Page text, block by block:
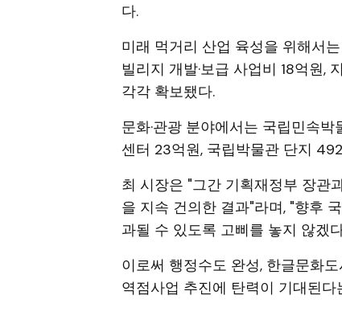
다.
미래 먹거리 산업 육성을 위해서
빌리지 개발·보급 사업비 18억원,
각각 확보됐다.
문화·관광 분야에서는 국립민속
센터 23억원, 국립박물관 단지
최 시장은 "그간 기획재정부 장관
을 지속 건의한 결과"라며, "향후
과될 수 있도록 고삐를 놓지 않겠
이로써 행정수도 완성, 한글문화
역점사업 추진에 탄력이 기대된